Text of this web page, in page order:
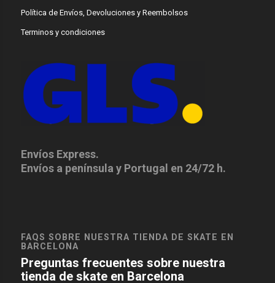
Política de Envíos, Devoluciones y Reembolsos
Terminos y condiciones
Envíos Express.
Envíos a península y Portugal en 24/72 h.
FAQS SOBRE NUESTRA TIENDA DE SKATE EN
BARCELONA
Preguntas frecuentes sobre nuestra
tienda de skate en Barcelona